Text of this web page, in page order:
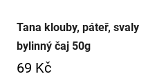
Tana klouby, páteř, svaly
bylinný čaj 50g
69 Kč